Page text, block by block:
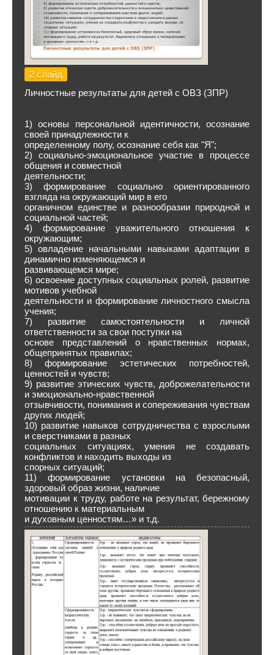
2 слайд
Личностные результаты для детей с ОВЗ (ЗПР)
1) основы персональной идентичности, осознание
своей принадлежности к
определенному полу, осознание себя как "Я";
2) социально-эмоциональное участие в процессе
общения и совместной
деятельности;
3) формирование социально ориентированного
взгляда на окружающий мир в его
органичном единстве и разнообразии природной и
социальной частей;
4) формирование уважительного отношения к
окружающим;
5) овладение начальными навыками адаптации в
динамично изменяющемся и
развивающемся мире;
6) освоение доступных социальных ролей, развитие
мотивов учебной
деятельности и формирование личностного смысла
учения;
7) развитие самостоятельности и личной
ответственности за свои поступки на
основе представлений о нравственных нормах,
общепринятых правилах;
8) формирование эстетических потребностей,
ценностей и чувств;
9) развитие этических чувств, доброжелательности
и эмоционально-нравственной
отзывчивости, понимания и сопереживания чувствам
других людей;
10) развитие навыков сотрудничества с взрослыми
и сверстниками в разных
социальных ситуациях, умения не создавать
конфликтов и находить выходы из
спорных ситуаций;
11) формирование установки на безопасный,
здоровый образ жизни, наличие
мотивации к труду, работе на результат, бережному
отношению к материальным
и духовным ценностям…» и т.д.